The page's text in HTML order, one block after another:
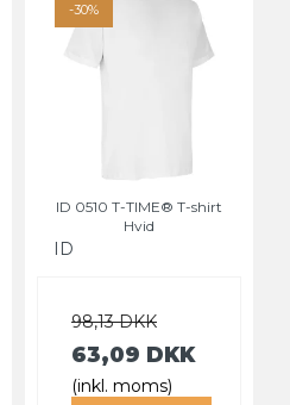
-30%
ID 0510 T-TIME® T-shirt
Hvid
ID
98,13 DKK
63,09 DKK
(inkl. moms)